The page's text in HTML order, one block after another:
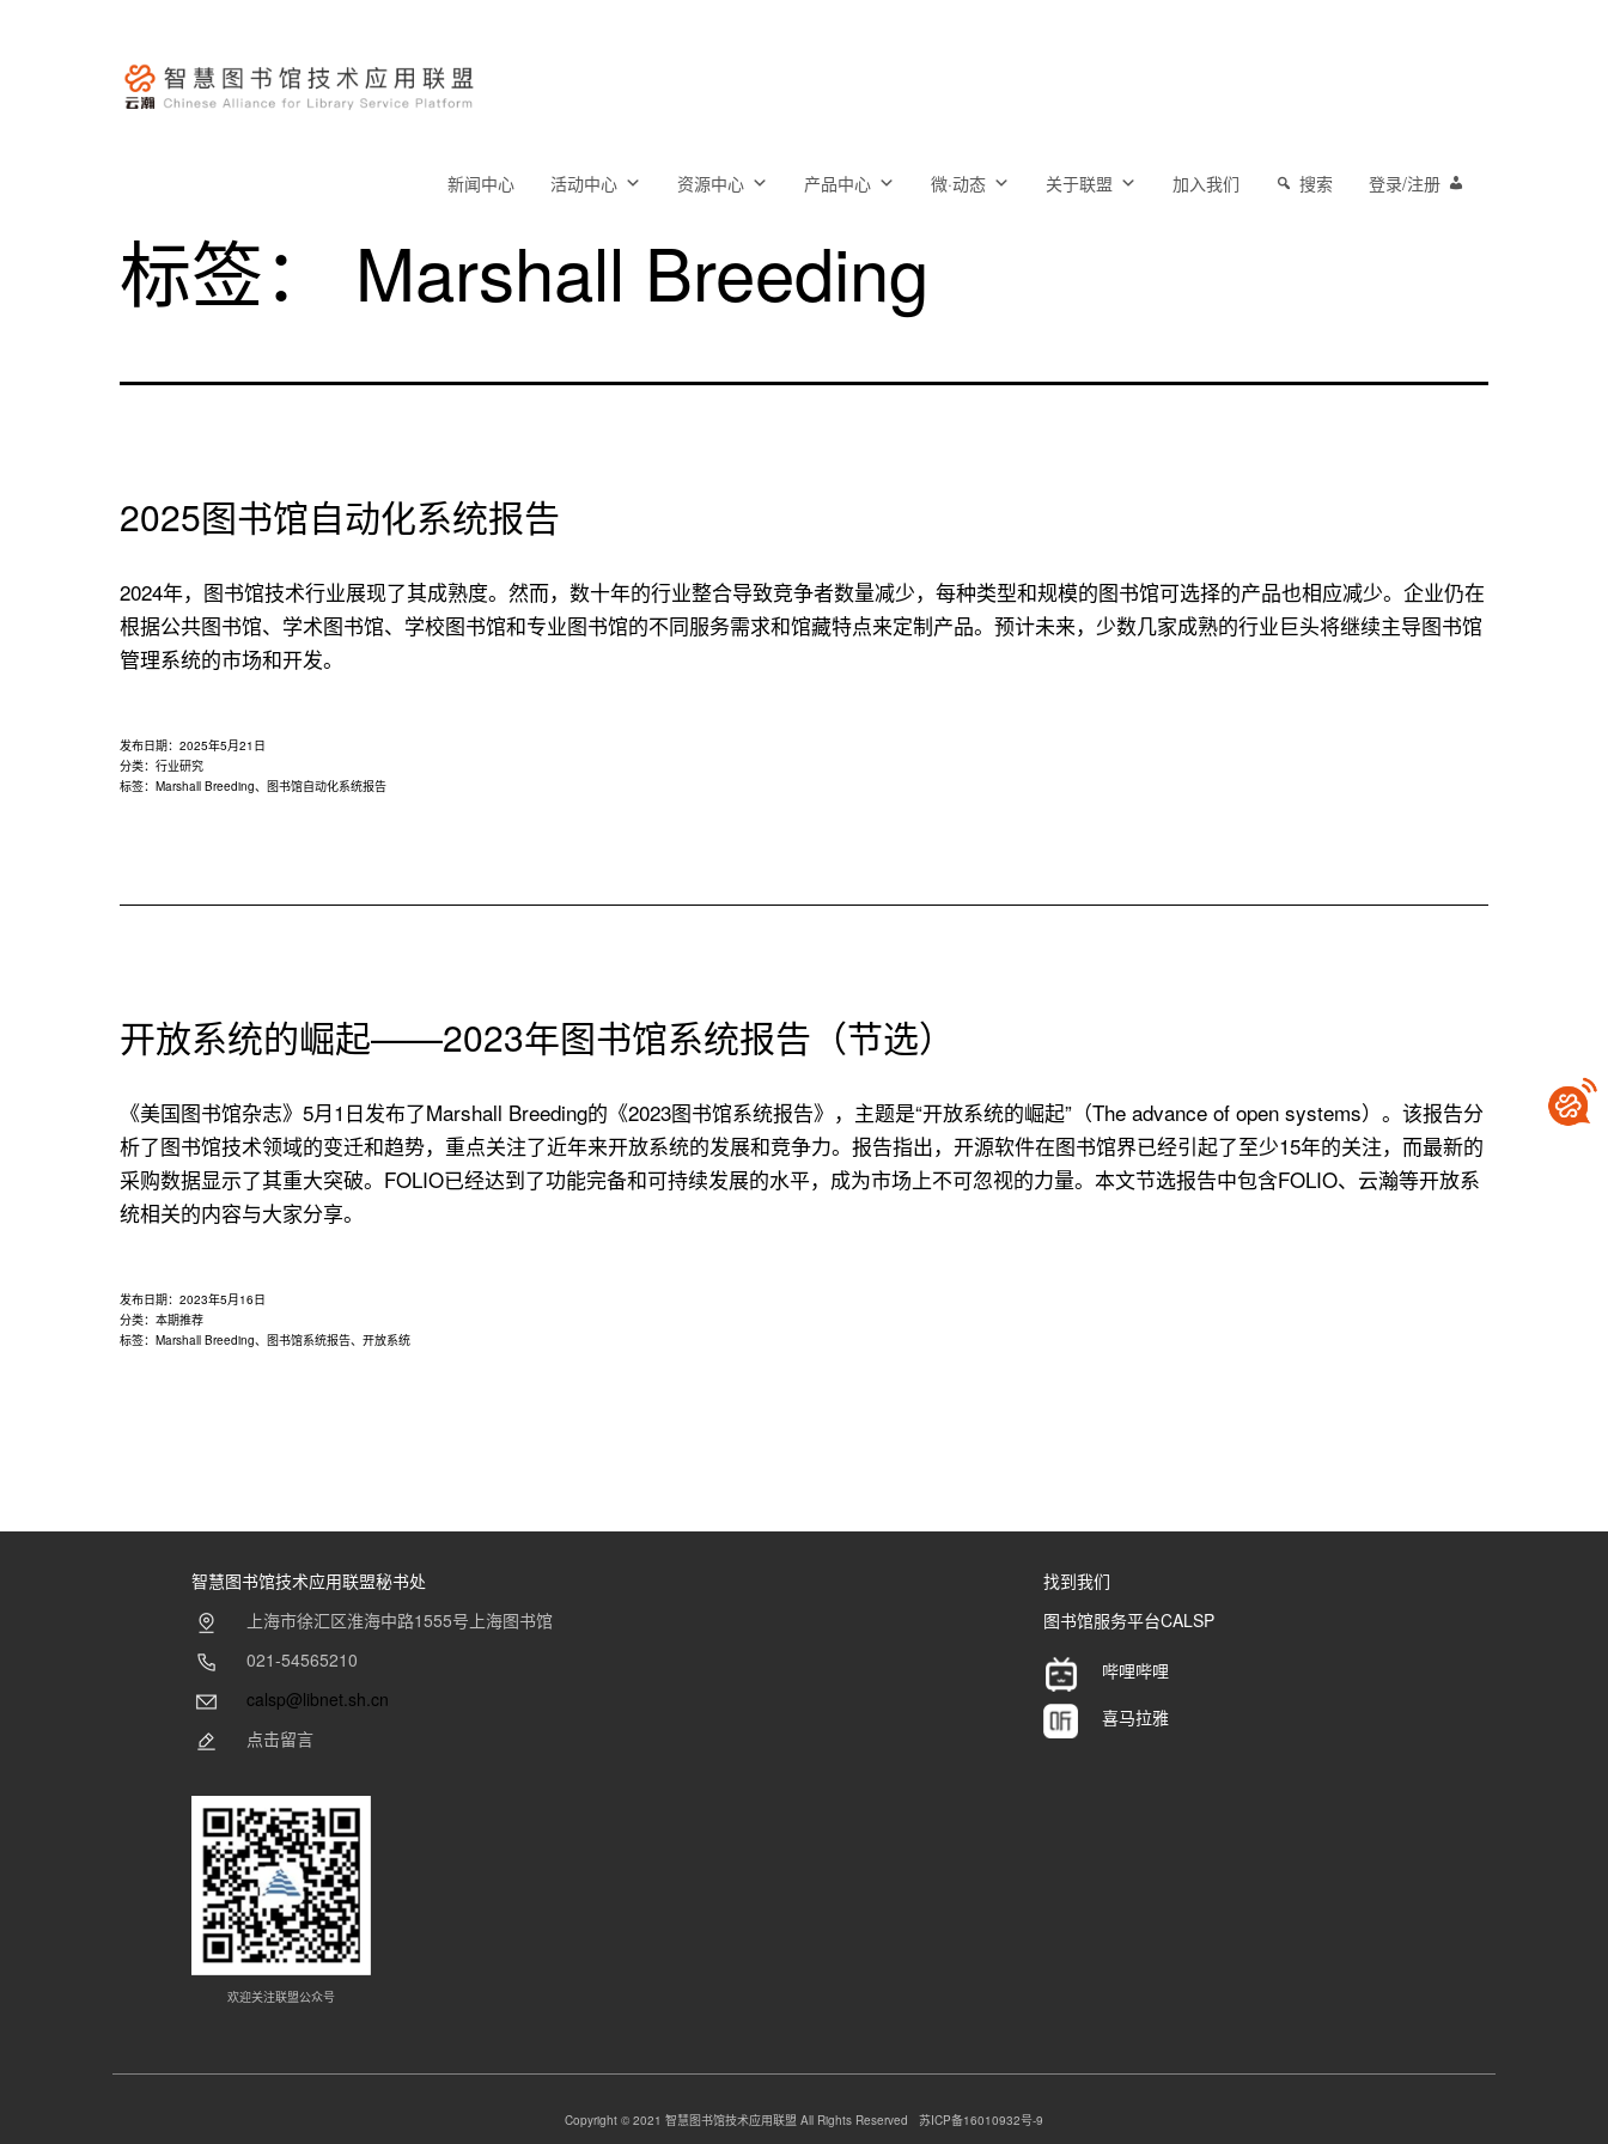
盟-
智
慧
书
应
联
盟
新闻中心 活动中心 资源中心 产品中心 微·动态 关于联盟 加入我们 搜索 登录/注册
标签： Marshall Breeding
2025图书馆自动化系统报告
2024年，图书馆技术行业展现了其成熟度。然而，数十年的行业整合导致竞争者数量减少，每种类型和规模的图书馆可选择的产品也相应减少。企业仍在
根据公共图书馆、学术图书馆、学校图书馆和专业图书馆的不同服务需求和馆藏特点来定制产品。预计未来，少数几家成熟的行业巨头将继续主导图书馆
管理系统的市场和开发。
发布日期： 2025年5月21日
分类： 行业研究
标签： Marshall Breeding、 图书馆自动化系统报告
开放系统的崛起——2023年图书馆系统报告（节选）
《美国图书馆杂志》5月1日发布了Marshall Breeding的《2023图书馆系统报告》，主题是“开放系统的崛起”（The advance of open systems）。该报告分
析了图书馆技术领域的变迁和趋势，重点关注了近年来开放系统的发展和竞争力。报告指出，开源软件在图书馆界已经引起了至少15年的关注，而最新的
采购数据显示了其重大突破。FOLIO已经达到了功能完备和可持续发展的水平，成为市场上不可忽视的力量。本文节选报告中包含FOLIO、云瀚等开放系
统相关的内容与大家分享。
发布日期： 2023年5月16日
分类： 本期推荐
标签： Marshall Breeding、 图书馆系统报告、 开放系统
智慧图书馆技术应用联盟秘书处
上海市徐汇区淮海中路1555号上海图书馆
021-54565210
calsp@libnet.sh.cn
点击留言
欢迎关注联盟公众号
找到我们
图书馆服务平台CALSP
哔哩哔哩
喜马拉雅
Copyright © 2021 智慧图书馆技术应用联盟 All Rights Reserved 苏ICP备16010932号-9